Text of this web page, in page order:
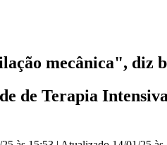
mecânica", diz
de Terapia